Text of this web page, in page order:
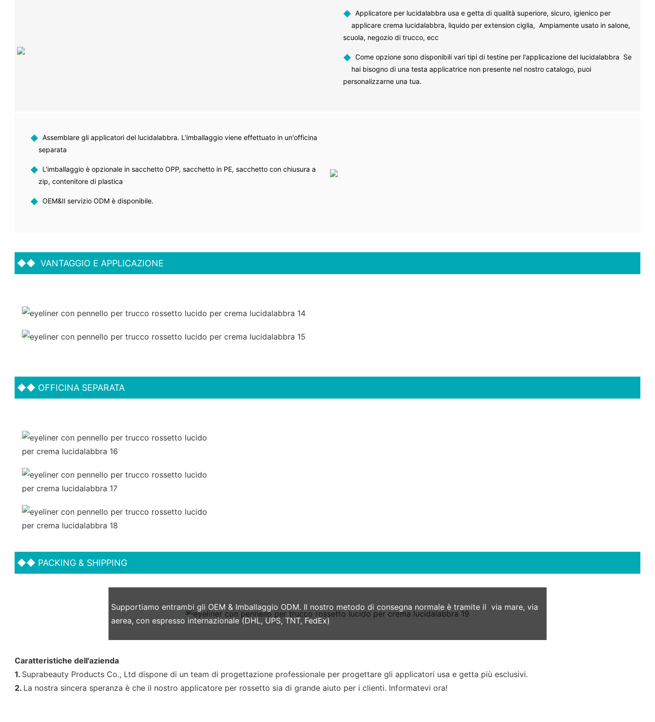
◆ Applicatore per lucidalabbra usa e getta di qualità superiore, sicuro, igienico per
applicare crema lucidalabbra, liquido per extension ciglia, Ampiamente usato in salone,
scuola, negozio di trucco, ecc
◆ Come opzione sono disponibili vari tipi di testine per l'applicazione del lucidalabbra Se
hai bisogno di una testa applicatrice non presente nel nostro catalogo, puoi
personalizzarne una tua.
◆ Assemblare gli applicatori del lucidalabbra. L'imballaggio viene effettuato in un'officina
separata
◆ L'imballaggio è opzionale in sacchetto OPP, sacchetto in PE, sacchetto con chiusura a
zip, contenitore di plastica
◆ OEM&Il servizio ODM è disponibile.
◆◆ VANTAGGIO E APPLICAZIONE
◆◆ OFFICINA SEPARATA
◆◆ PACKING & SHIPPING
Supportiamo entrambi gli OEM & Imballaggio ODM. Il nostro metodo di consegna normale è tramite il via mare, via
aerea, con espresso internazionale (DHL, UPS, TNT, FedEx)
Caratteristiche dell'azienda
1. Suprabeauty Products Co., Ltd dispone di un team di progettazione professionale per progettare gli applicatori usa e getta più esclusivi.
2. La nostra sincera speranza è che il nostro applicatore per rossetto sia di grande aiuto per i clienti. Informatevi ora!